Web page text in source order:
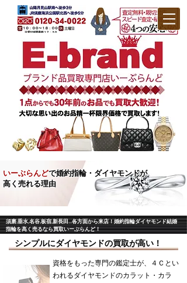
いーぶらんどで婚約指輪・ダイヤモンドが
高く売れる理由
須磨,垂水,名谷,板宿,新長田…各方面から来店！婚約指輪ダイヤモンド結婚
指輪を高く売るなら買取いーぶらんど！
資格をもった専門の鑑定士が、４Ｃとい
われるダイヤモンドのカラット・カラ
シンプルにダイヤモンドの買取が高い！